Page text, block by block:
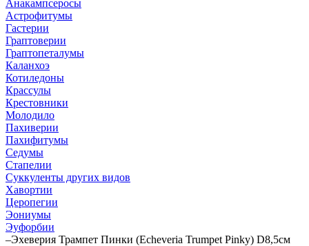
Анакампсеросы
Астрофитумы
Гастерии
Граптоверии
Граптопеталумы
Каланхоэ
Котиледоны
Крассулы
Крестовники
Молодило
Пахиверии
Пахифитумы
Седумы
Стапелии
Суккуленты других видов
Хавортии
Церопегии
Эониумы
Эуфорбии
–Эхеверия Трампет Пинки (Echeveria Trumpet Pinky) D8,5см